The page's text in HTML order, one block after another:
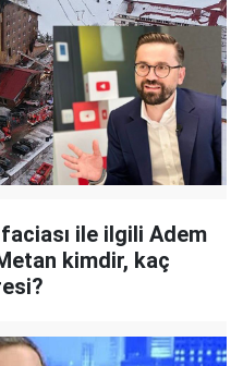
ile ilgili Adem
kimdir, kaç